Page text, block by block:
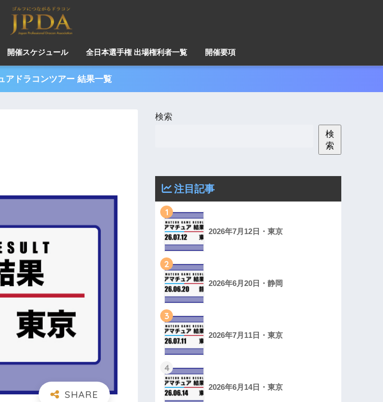
開催スケジュール 全日本選手権 出場権利者一覧 開催要項
アドラコンツアー 結果一覧
検索
検
索
注目記事
1
2026年7月12日・東京
2
2026年6月20日・静岡
3
2026年7月11日・東京
4
2026年6月14日・東京